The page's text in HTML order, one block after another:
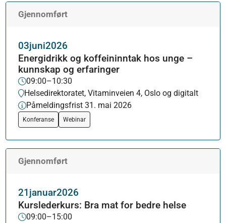
Gjennomført
03juni2026
Energidrikk og koffeininntak hos unge –
kunnskap og erfaringer
09:00–10:30
Helsedirektoratet, Vitaminveien 4, Oslo og digitalt
Påmeldingsfrist 31. mai 2026
Konferanse Webinar
Gjennomført
21januar2026
Kurslederkurs: Bra mat for bedre helse
09:00–15:00